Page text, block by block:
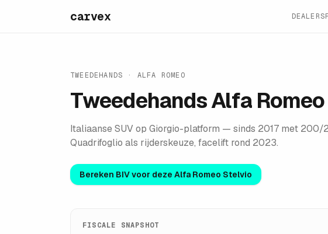
carvex DEALERS
TWEEDEHANDS · ALFA ROMEO
TweedehandsAlfa
Italiaanse SUV op Giorgio-platform — sinds 2017 met 200/
Quadrifoglio als rijderskeuze, facelift rond 2023.
Bereken BIV voor deze Alfa Romeo Stelvio
FISCALE SNAPSHOT